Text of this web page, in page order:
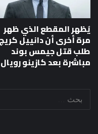
يُظهر المقطع الذي ظهر
مرة أخرى أن دانييل كريج
طلب قتل جيمس بوند
مباشرة بعد كازينو رويال